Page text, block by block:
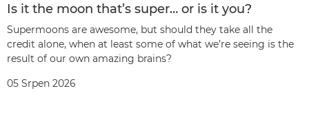
Is it the moon that’s super… or is it you?
Supermoons are awesome, but should they take all the
credit alone, when at least some of what we’re seeing is the
result of our own amazing brains?
05 Srpen 2026